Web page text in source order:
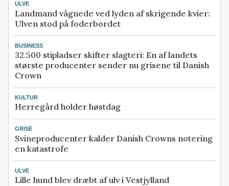
ULVE
Landmand vågnede ved lyden af skrigende kvier:
Ulven stod på foderbordet
BUSINESS
32.500 stipladser skifter slagteri: En af landets
største producenter sender nu grisene til Danish
Crown
KULTUR
Herregård holder høstdag
GRISE
Svineproducenter kalder Danish Crowns notering
en katastrofe
ULVE
Lille hund blev dræbt af ulv i Vestjylland